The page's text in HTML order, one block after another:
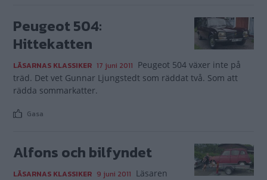
Peugeot 504:
Hittekatten
LÄSARNAS KLASSIKER 17 juni 2011 Peugeot 504 växer inte på
träd. Det vet Gunnar Ljungstedt som räddat två. Som att
rädda sommarkatter.
Gasa
Alfons och bilfyndet
LÄSARNAS KLASSIKER 9 juni 2011 Läsaren